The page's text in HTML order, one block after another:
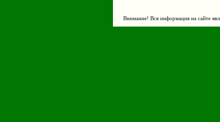
Внимание! Вся информация на сайте